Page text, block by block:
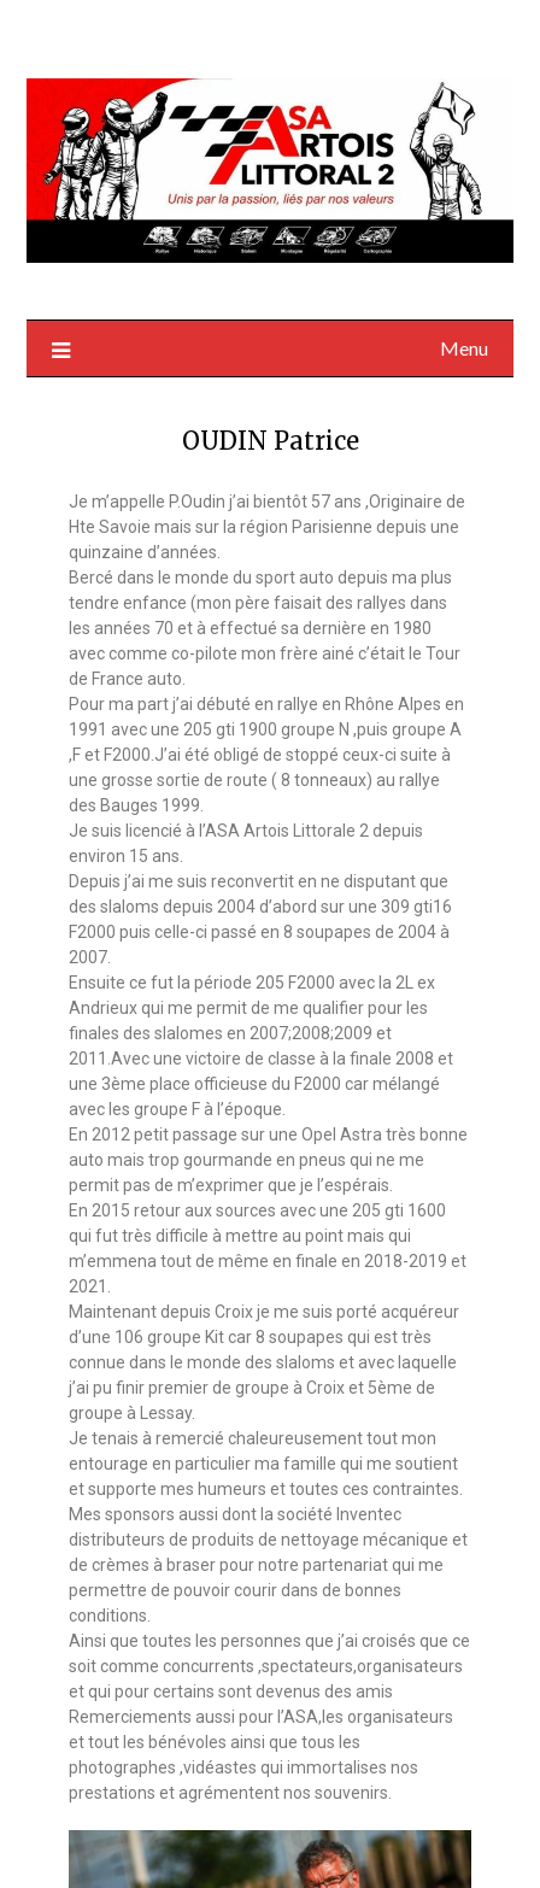
Menu
OUDIN Patrice
Je m’appelle P.Oudin j’ai bientôt 57 ans ,Originaire de
Hte Savoie mais sur la région Parisienne depuis une
quinzaine d’années.
Bercé dans le monde du sport auto depuis ma plus
tendre enfance (mon père faisait des rallyes dans
les années 70 et à effectué sa dernière en 1980
avec comme co-pilote mon frère ainé c’était le Tour
de France auto.
Pour ma part j’ai débuté en rallye en Rhône Alpes en
1991 avec une 205 gti 1900 groupe N ,puis groupe A
,F et F2000.J’ai été obligé de stoppé ceux-ci suite à
une grosse sortie de route ( 8 tonneaux) au rallye
des Bauges 1999.
Je suis licencié à l’ASA Artois Littorale 2 depuis
environ 15 ans.
Depuis j’ai me suis reconvertit en ne disputant que
des slaloms depuis 2004 d’abord sur une 309 gti16
F2000 puis celle-ci passé en 8 soupapes de 2004 à
2007.
Ensuite ce fut la période 205 F2000 avec la 2L ex
Andrieux qui me permit de me qualifier pour les
finales des slalomes en 2007;2008;2009 et
2011.Avec une victoire de classe à la finale 2008 et
une 3ème place officieuse du F2000 car mélangé
avec les groupe F à l’époque.
En 2012 petit passage sur une Opel Astra très bonne
auto mais trop gourmande en pneus qui ne me
permit pas de m’exprimer que je l’espérais.
En 2015 retour aux sources avec une 205 gti 1600
qui fut très difficile à mettre au point mais qui
m’emmena tout de même en finale en 2018-2019 et
2021.
Maintenant depuis Croix je me suis porté acquéreur
d’une 106 groupe Kit car 8 soupapes qui est très
connue dans le monde des slaloms et avec laquelle
j’ai pu finir premier de groupe à Croix et 5ème de
groupe à Lessay.
Je tenais à remercié chaleureusement tout mon
entourage en particulier ma famille qui me soutient
et supporte mes humeurs et toutes ces contraintes.
Mes sponsors aussi dont la société Inventec
distributeurs de produits de nettoyage mécanique et
de crèmes à braser pour notre partenariat qui me
permettre de pouvoir courir dans de bonnes
conditions.
Ainsi que toutes les personnes que j’ai croisés que ce
soit comme concurrents ,spectateurs,organisateurs
et qui pour certains sont devenus des amis
Remerciements aussi pour l’ASA,les organisateurs
et tout les bénévoles ainsi que tous les
photographes ,vidéastes qui immortalises nos
prestations et agrémentent nos souvenirs.